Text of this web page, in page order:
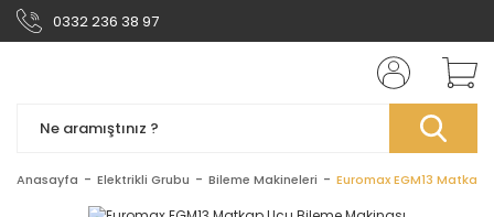
0332 236 38 97
Anasayfa Elektrikli Grubu Bileme Makineleri Euromax EGM13 Matkap